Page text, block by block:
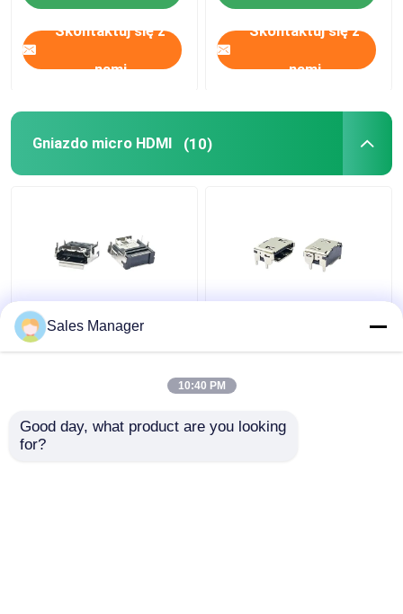
Skontaktuj się z
nami
Skontaktuj się z
nami
Gniazdo micro HDMI (10)
LCP Czarne pionowe
złącze wtykowe Micro
Panel Grd Kołnierz z
plastikowymi nóżkami
Sales Manager
10:40 PM
Good day, what product are you looking
for?